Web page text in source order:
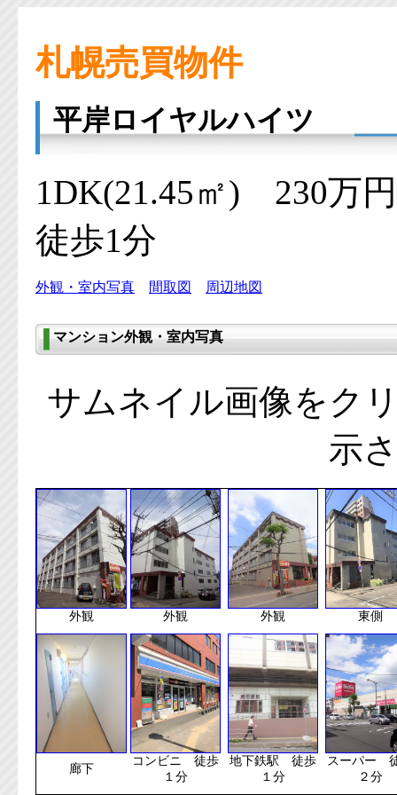
札幌売買物件
平岸ロイヤルハイツ
1DK(21.45㎡) 230万
徒歩1分
外観・室内写真 間取図 周辺地図
マンション外観・室内写真
サムネイル画像をク
示
外観 外観 外観 東側
廊下
コンビニ 徒歩
１分
地下鉄駅 徒歩
１分
スーパー
２分